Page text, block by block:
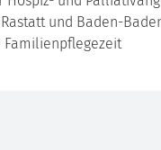
und Baden-
Familienpflegezeit